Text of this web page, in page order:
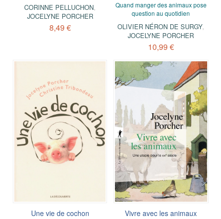
CORINNE PELLUCHON,
JOCELYNE PORCHER
8,49 €
Quand manger des animaux pose
question au quotidien
OLIVIER NÉRON DE SURGY,
JOCELYNE PORCHER
10,99 €
Une vie de cochon Vivre avec les animaux